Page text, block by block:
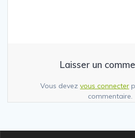
Laisser un
Vous devez vous connecter
commentaire.